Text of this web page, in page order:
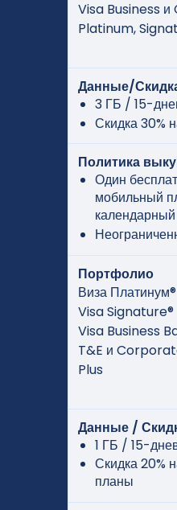
Visa Business
Platinum,
Данные/
3 ГБ / 15-
Скидка 30%
Политика
Один
мобильный
календарный
Портфолио
Виза Платинум®
Visa Signature®
Visa Business
T&E и
Plus
Данные /
1 ГБ / 15-
Скидка 20%
планы